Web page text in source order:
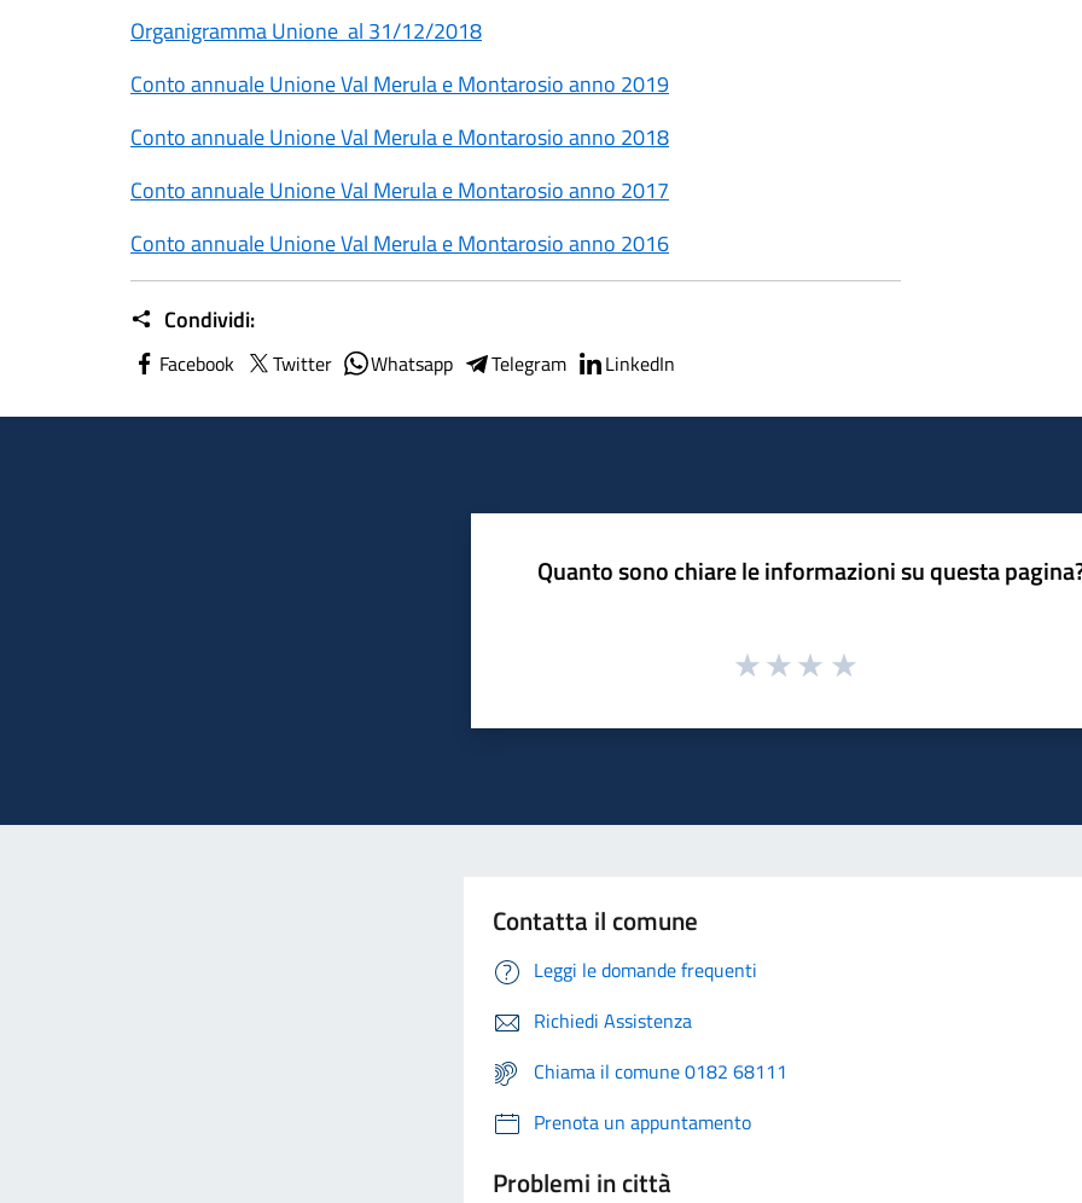
Organigramma Unione al 31/12/2018
Conto annuale Unione Val Merula e Montarosio anno 2019
Conto annuale Unione Val Merula e Montarosio anno 2018
Conto annuale Unione Val Merula e Montarosio anno 2017
Conto annuale Unione Val Merula e Montarosio anno 2016
Condividi:
Facebook Twitter Whatsapp Telegram LinkedIn
Quanto sono chiare le informazioni su questa
Contatta il comune
Leggi le domande frequenti
Richiedi Assistenza
Chiama il comune 0182 68111
Prenota un appuntamento
Problemi in città